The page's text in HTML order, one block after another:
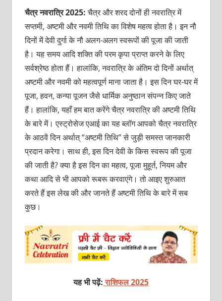
चैत्र नवरात्रि 2025:चैत्र और शरद दोनों ही नवरात्रि में
सप्तमी, अष्टमी और नवमी तिथि का विशेष महत्व होता है। इन नौ
दिनों में देवी दुर्गा के नौ अलग-अलग स्वरूपों की पूजा की जाती
है। यह समय आदि शक्ति की परम कृपा प्राप्त करने के लिए
सर्वश्रेष्ठ होता हैं। हालांकि, नवरात्रि के अंतिम दो दिनों अर्थात्
अष्टमी और नवमी को महत्वपूर्ण माना जाता है। इस दिन घर-घर में
पूजा, हवन, कन्या पूजन जैसे धार्मिक अनुष्ठान संपन्न किए जाते
हैं। हालांकि, यहाँ हम बात करेंगे चैत्र नवरात्रि की अष्टमी तिथि
के बारे में। एस्ट्रोसेज एआई का यह ब्लॉग आपको चैत्र नवरात्रि
के आठवें दिन अर्थात् “अष्टमी तिथि” से जुड़ी समस्त जानकारी
प्रदान करेगा। साथ ही, इस दिन देवी के किस स्वरूप की पूजा
की जाती है? क्या है इस दिन का महत्व, पूजा मुहूर्त, नियम और
कथा आदि से भी आपको रूबरू करवाएंगे। तो आइए शुरुआत
करते हैं इस लेख की और जानते हैं अष्टमी तिथि के बारे में सब
कुछ।
यह भी पढ़ें: राशिफल 2025